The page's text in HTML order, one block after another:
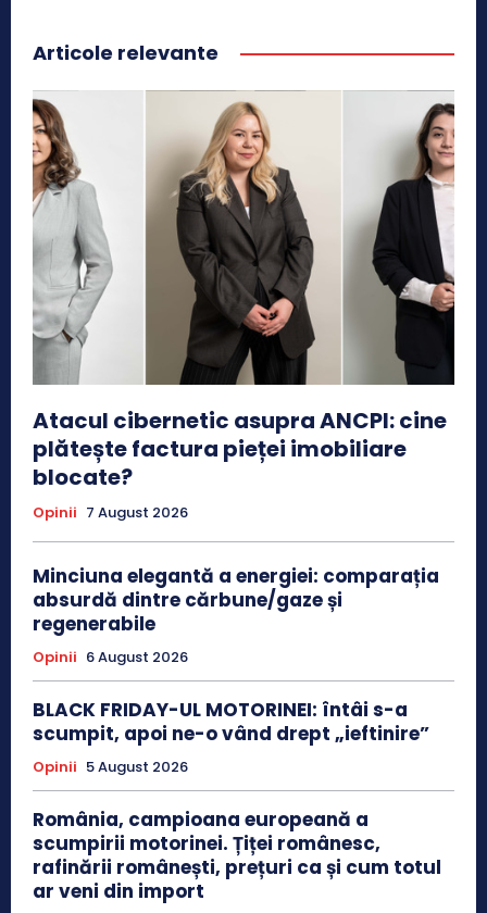
Articole relevante
Atacul cibernetic asupra ANCPI: cine
plătește factura pieței imobiliare
blocate?
Opinii 7 August 2026
Minciuna elegantă a energiei: comparația
absurdă dintre cărbune/gaze și
regenerabile
Opinii 6 August 2026
BLACK FRIDAY-UL MOTORINEI: întâi s-a
scumpit, apoi ne-o vând drept „ieftinire”
Opinii 5 August 2026
România, campioana europeană a
scumpirii motorinei. Țiței românesc,
rafinării românești, prețuri ca și cum totul
ar veni din import